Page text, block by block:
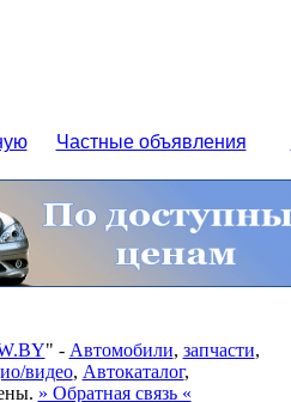
Частные объявления
" - Автомобили, запчасти,
видео, Автокаталог,
» Обратная связь «